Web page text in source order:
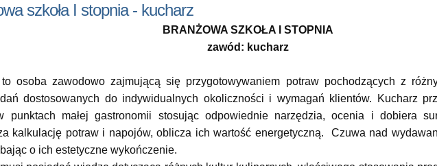
szkoła I stopnia - kucharz
BRANŻOWA SZKOŁA I STOPNIA
zawód: kucharz
to osoba zawodowo zajmującą się przygotowywaniem potraw pochodzących z
dostosowanych do indywidualnych okoliczności i wymagań klientów. Kucharz
punktach małej gastronomii stosując odpowiednie narzędzia, ocenia i dobiera
kalkulację potraw i napojów, oblicza ich wartość energetyczną. Czuwa nad
o ich estetyczne wykończenie.